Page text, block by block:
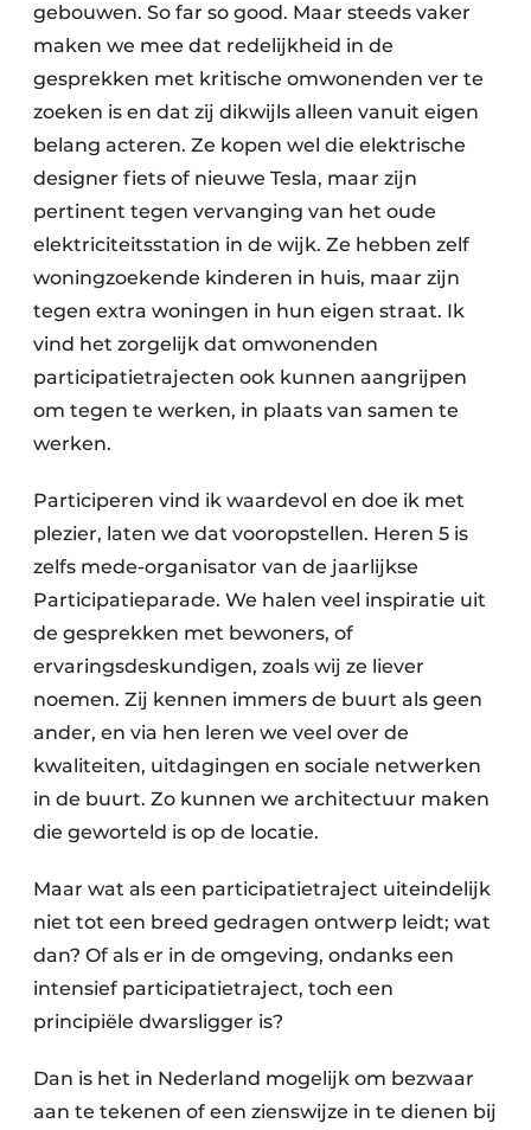
gebouwen. So far so good. Maar steeds vaker
maken we mee dat redelijkheid in de
gesprekken met kritische omwonenden ver te
zoeken is en dat zij dikwijls alleen vanuit eigen
belang acteren. Ze kopen wel die elektrische
designer fiets of nieuwe Tesla, maar zijn
pertinent tegen vervanging van het oude
elektriciteitsstation in de wijk. Ze hebben zelf
woningzoekende kinderen in huis, maar zijn
tegen extra woningen in hun eigen straat. Ik
vind het zorgelijk dat omwonenden
participatietrajecten ook kunnen aangrijpen
om tegen te werken, in plaats van samen te
werken.
Participeren vind ik waardevol en doe ik met
plezier, laten we dat vooropstellen. Heren 5 is
zelfs mede-organisator van de jaarlijkse
Participatieparade. We halen veel inspiratie uit
de gesprekken met bewoners, of
ervaringsdeskundigen, zoals wij ze liever
noemen. Zij kennen immers de buurt als geen
ander, en via hen leren we veel over de
kwaliteiten, uitdagingen en sociale netwerken
in de buurt. Zo kunnen we architectuur maken
die geworteld is op de locatie.
Maar wat als een participatietraject uiteindelijk
niet tot een breed gedragen ontwerp leidt; wat
dan? Of als er in de omgeving, ondanks een
intensief participatietraject, toch een
principiële dwarsligger is?
Dan is het in Nederland mogelijk om bezwaar
aan te tekenen of een zienswijze in te dienen bij